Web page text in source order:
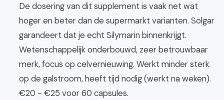
De dosering van dit supplement is vaak net wat
hoger en beter dan de supermarkt varianten. Solgar
garandeert dat je echt Silymarin binnenkrijgt.
Wetenschappelijk onderbouwd, zeer betrouwbaar
merk, focus op celvernieuwing. Werkt minder sterk
op de galstroom, heeft tijd nodig (werkt na weken).
€20 - €25 voor 60 capsules.